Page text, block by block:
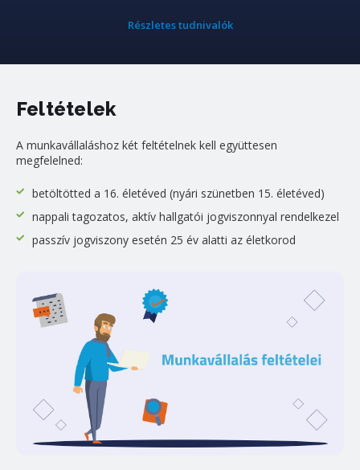
Részletes tudnivalók
Feltételek
A munkavállaláshoz két feltételnek kell együttesen
megfelelned:
betöltötted a 16. életéved (nyári szünetben 15. életéved)
nappali tagozatos, aktív hallgatói jogviszonnyal rendelkezel
passzív jogviszony esetén 25 év alatti az életkorod